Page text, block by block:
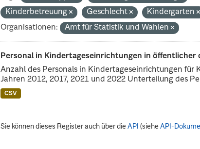
Kinderbetreuung
Geschlecht
Kindergarten
Organisationen:
Amt für Statistik und Wahlen
Personal in Kindertageseinrichtungen in öffentlicher
Anzahl des Personals in Kindertageseinrichtungen
Jahren 2012, 2017, 2021 und 2022 Unterteilung des
CSV
Sie können dieses Register auch über dieAPI (sieheAPI-